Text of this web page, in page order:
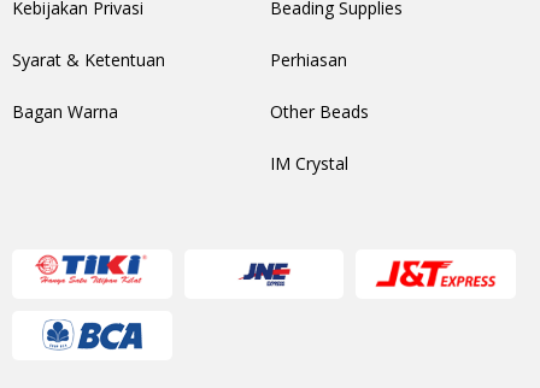
Kebijakan Privasi
Syarat & Ketentuan
Bagan Warna
Beading Supplies
Perhiasan
Other Beads
IM Crystal